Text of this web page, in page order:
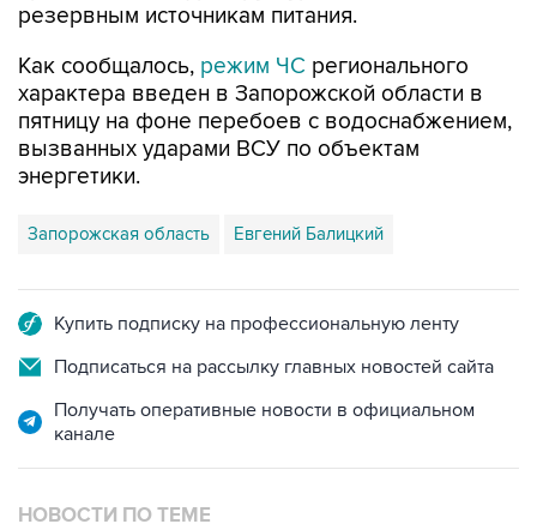
Как сообщалось,режим ЧСрегионального
пятницу на фоне перебоев с водоснабжением,
вызванных ударами ВСУ по объектам
энергетики.
Запорожская область
Подписаться на рассылку главных новостей сайта
Получать оперативные новости в официальном
канале
НОВОСТИ ПО ТЕМЕ
7 августа 16:11